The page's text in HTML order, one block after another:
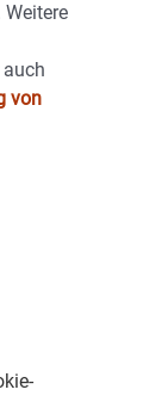
auch
von